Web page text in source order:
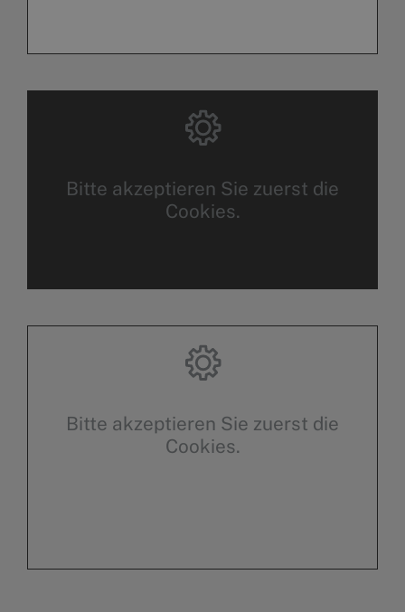
Bitte akzeptieren Sie zuerst die
Cookies.
Bitte akzeptieren Sie zuerst die
Cookies.